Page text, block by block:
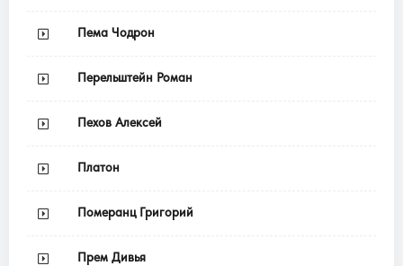
Пема Чодрон
Перельштейн Роман
Пехов Алексей
Платон
Померанц Григорий
Прем Дивья